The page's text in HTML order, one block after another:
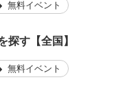
無料イベント
探す【全国】
無料イベント